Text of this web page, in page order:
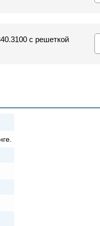
с решеткой